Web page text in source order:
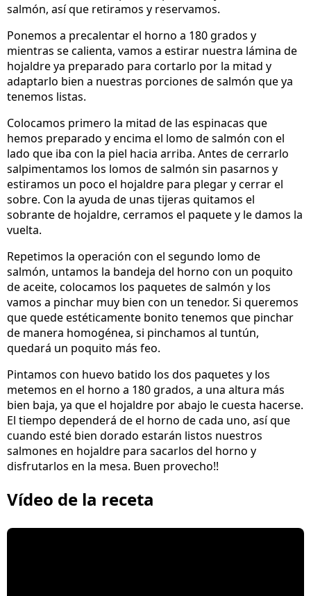
salmón, así que retiramos y reservamos.
Ponemos a precalentar el horno a 180 grados y
mientras se calienta, vamos a estirar nuestra lámina de
hojaldre ya preparado para cortarlo por la mitad y
adaptarlo bien a nuestras porciones de salmón que ya
tenemos listas.
Colocamos primero la mitad de las espinacas que
hemos preparado y encima el lomo de salmón con el
lado que iba con la piel hacia arriba. Antes de cerrarlo
salpimentamos los lomos de salmón sin pasarnos y
estiramos un poco el hojaldre para plegar y cerrar el
sobre. Con la ayuda de unas tijeras quitamos el
sobrante de hojaldre, cerramos el paquete y le damos la
vuelta.
Repetimos la operación con el segundo lomo de
salmón, untamos la bandeja del horno con un poquito
de aceite, colocamos los paquetes de salmón y los
vamos a pinchar muy bien con un tenedor. Si queremos
que quede estéticamente bonito tenemos que pinchar
de manera homogénea, si pinchamos al tuntún,
quedará un poquito más feo.
Pintamos con huevo batido los dos paquetes y los
metemos en el horno a 180 grados, a una altura más
bien baja, ya que el hojaldre por abajo le cuesta hacerse.
El tiempo dependerá de el horno de cada uno, así que
cuando esté bien dorado estarán listos nuestros
salmones en hojaldre para sacarlos del horno y
disfrutarlos en la mesa. Buen provecho!!
Vídeo de la receta